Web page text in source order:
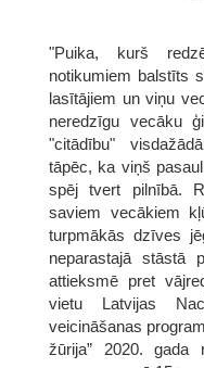
"Puika, kurš
notikumiem balstīts
lasītājiem un viņu
neredzīgu vecāku
"citādību"
tāpēc, ka viņš
spēj tvert pilnībā.
saviem vecākiem
turpmākās dzīves
neparastajā stāstā
attieksmē pret
vietu Latvijas
veicināšanas
žūrija” 2020. gada